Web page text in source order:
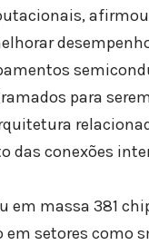
afirmou
para
das conexões
em massa 381
em setores como